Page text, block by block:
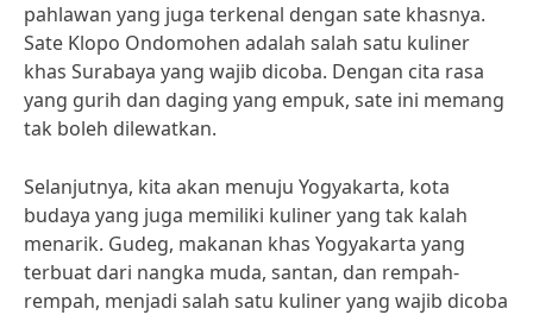
pahlawan yang juga terkenal dengan sate khasnya.
Sate Klopo Ondomohen adalah salah satu kuliner
khas Surabaya yang wajib dicoba. Dengan cita rasa
yang gurih dan daging yang empuk, sate ini memang
tak boleh dilewatkan.
Selanjutnya, kita akan menuju Yogyakarta, kota
budaya yang juga memiliki kuliner yang tak kalah
menarik. Gudeg, makanan khas Yogyakarta yang
terbuat dari nangka muda, santan, dan rempah-
rempah, menjadi salah satu kuliner yang wajib dicoba